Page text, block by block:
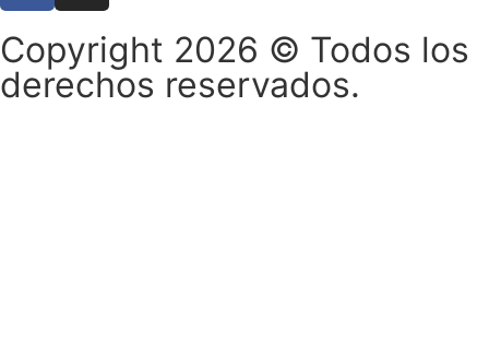
Copyright 2026 © Todos los
derechos reservados.